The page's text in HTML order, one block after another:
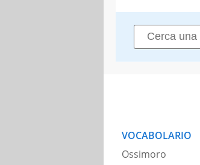
VOCABOLARIO
Ossimoro